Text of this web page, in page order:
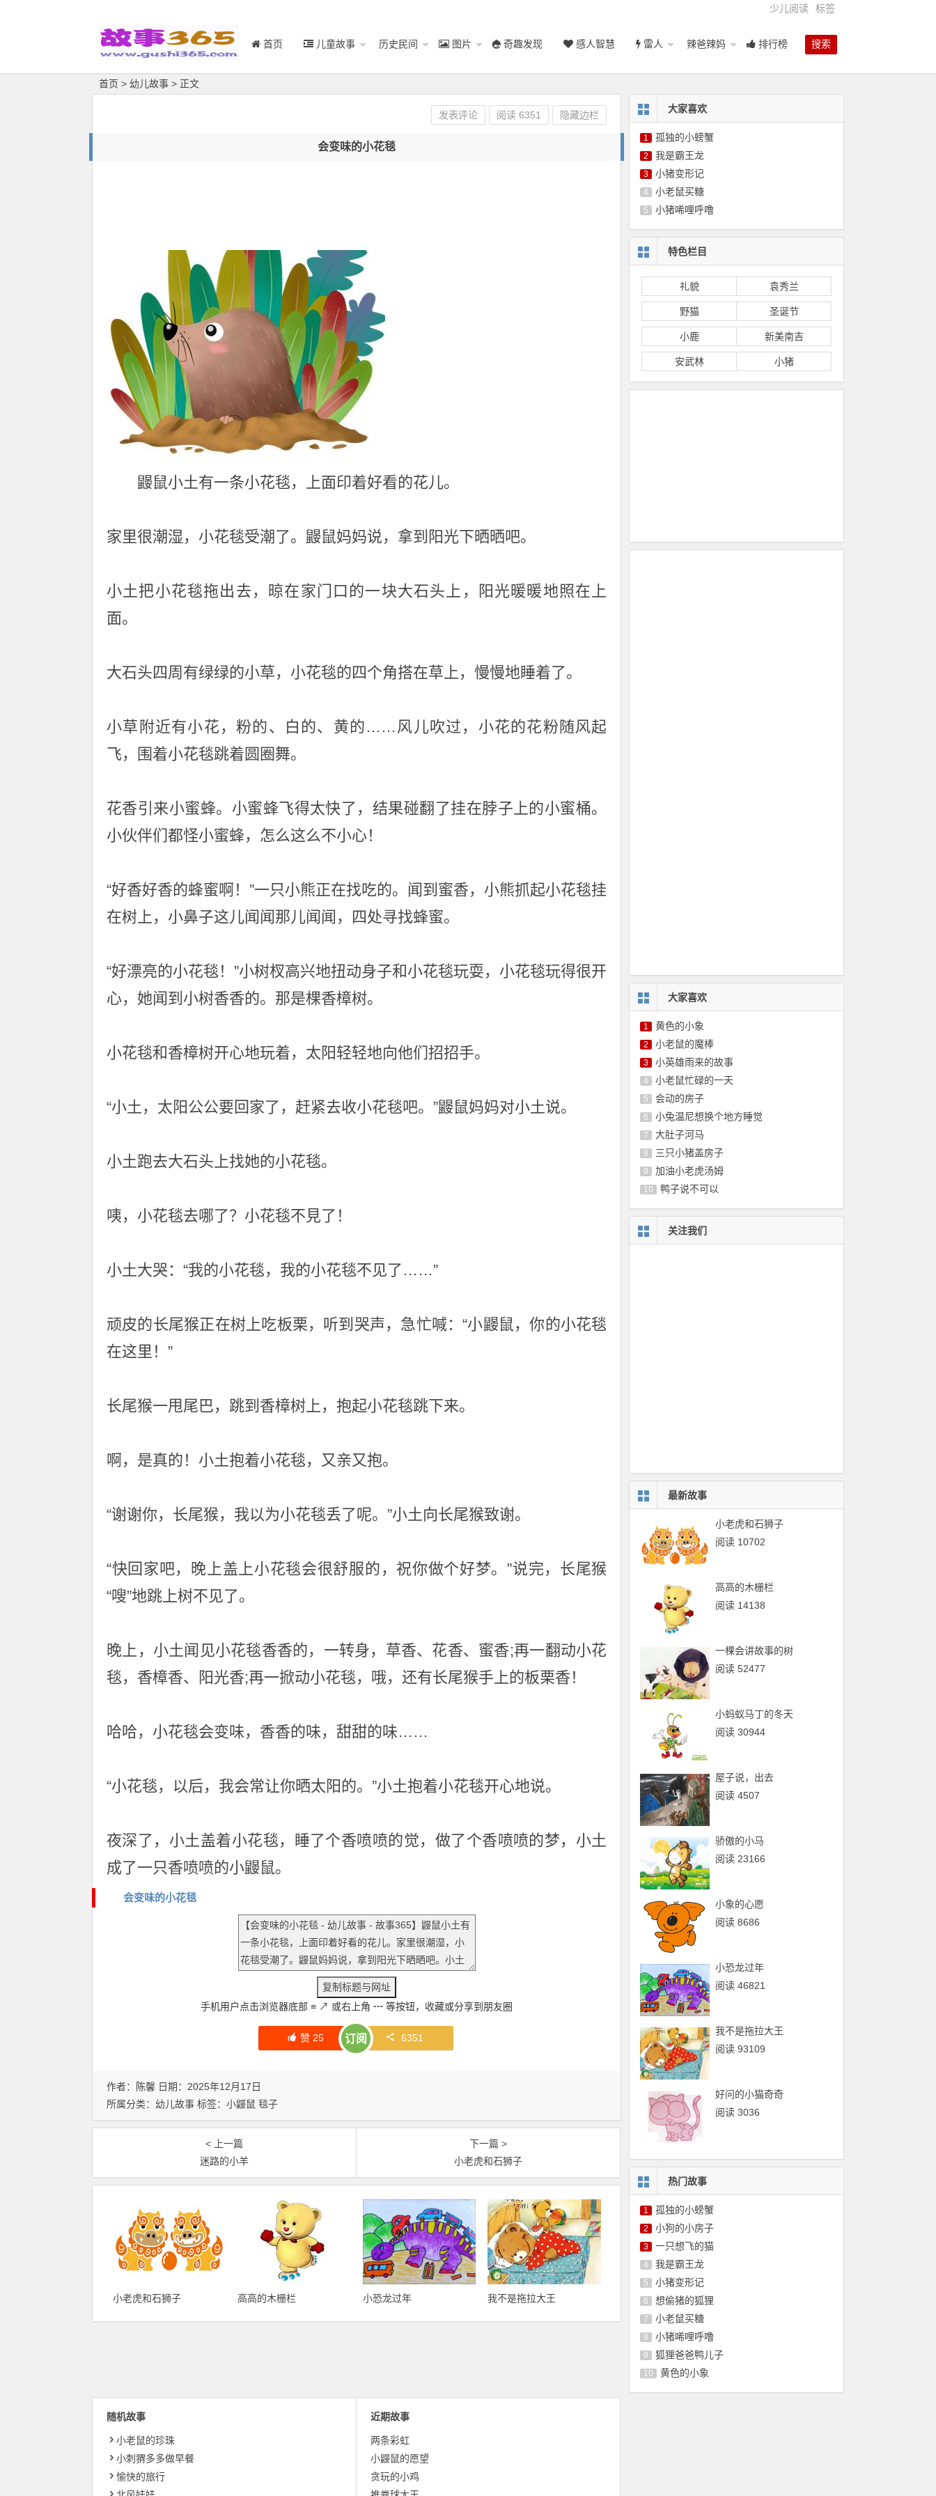
少儿阅读 标签
搜索
首页 儿童故事 历史民间 图片 奇趣发现 感人智慧 雷人 辣爸辣妈 排行榜
首页 > 幼儿故事 > 正文
会变味的小花毯
鼹鼠小土有一条小花毯，上面印着好看的花儿。
家里很潮湿，小花毯受潮了。鼹鼠妈妈说，拿到阳光下晒晒吧。
小土把小花毯拖出去，晾在家门口的一块大石头上，阳光暖暖地照在上
面。
大石头四周有绿绿的小草，小花毯的四个角搭在草上，慢慢地睡着了。
小草附近有小花，粉的、白的、黄的……风儿吹过，小花的花粉随风起
飞，围着小花毯跳着圆圈舞。
花香引来小蜜蜂。小蜜蜂飞得太快了，结果碰翻了挂在脖子上的小蜜桶。
小伙伴们都怪小蜜蜂，怎么这么不小心！
“好香好香的蜂蜜啊！”一只小熊正在找吃的。闻到蜜香，小熊抓起小花毯挂
在树上，小鼻子这儿闻闻那儿闻闻，四处寻找蜂蜜。
“好漂亮的小花毯！”小树杈高兴地扭动身子和小花毯玩耍，小花毯玩得很开
心，她闻到小树香香的。那是棵香樟树。
小花毯和香樟树开心地玩着，太阳轻轻地向他们招招手。
“小土，太阳公公要回家了，赶紧去收小花毯吧。”鼹鼠妈妈对小土说。
小土跑去大石头上找她的小花毯。
咦，小花毯去哪了？小花毯不見了！
小土大哭：“我的小花毯，我的小花毯不见了……”
顽皮的长尾猴正在树上吃板栗，听到哭声，急忙喊：“小鼹鼠，你的小花毯
在这里！”
长尾猴一甩尾巴，跳到香樟树上，抱起小花毯跳下来。
啊，是真的！小土抱着小花毯，又亲又抱。
“谢谢你，长尾猴，我以为小花毯丢了呢。”小土向长尾猴致谢。
“快回家吧，晚上盖上小花毯会很舒服的，祝你做个好梦。”说完，长尾猴
“嗖”地跳上树不见了。
晚上，小土闻见小花毯香香的，一转身，草香、花香、蜜香;再一翻动小花
毯，香樟香、阳光香;再一掀动小花毯，哦，还有长尾猴手上的板栗香！
哈哈，小花毯会变味，香香的味，甜甜的味……
“小花毯，以后，我会常让你晒太阳的。”小土抱着小花毯开心地说。
夜深了，小土盖着小花毯，睡了个香喷喷的觉，做了个香喷喷的梦，小土
成了一只香喷喷的小鼹鼠。
会变味的小花毯
手机用户点击浏览器底部 ≡ ↗ 或右上角 ┅等按钮，收藏或分享到朋友圈
赞 25 订阅 6351
发表评论 阅读6351 隐藏边栏
作者：陈馨 日期：2025年12月17日
所属分类： 幼儿故事 标签： 小鼹鼠 毯子
< 上一篇
迷路的小羊
下一篇 >
小老虎和石狮子
小老虎和石狮子 高高的木栅栏 小恐龙过年 我不是拖拉大王
随机故事
小老鼠的珍珠
小刺猬多多做早餐
愉快的旅行
近期故事
两条彩虹
小鼹鼠的愿望
贪玩的小鸡
大家喜欢
1 孤独的小螃蟹
2 我是霸王龙
3 小猪变形记
4 小老鼠买糖
5 小猪唏哩呼噜
特色栏目
礼貌 袁秀兰
野猫 圣诞节
小鹿 新美南吉
安武林 小猪
大家喜欢
1 黄色的小象
2 小老鼠的魔棒
3 小英雄雨来的故事
4 小老鼠忙碌的一天
5 会动的房子
6 小兔温尼想换个地方睡觉
7 大肚子河马
8 三只小猪盖房子
9 加油小老虎汤姆
10 鸭子说不可以
关注我们
最新故事
小老虎和石狮子
阅读 10702
高高的木栅栏
阅读 14138
一棵会讲故事的树
阅读 52477
小蚂蚁马丁的冬天
阅读 30944
屋子说，出去
阅读 4507
骄傲的小马
阅读 23166
小象的心愿
阅读 8686
小恐龙过年
阅读 46821
我不是拖拉大王
阅读 93109
好问的小猫奇奇
阅读 3036
热门故事
1 孤独的小螃蟹
2 小狗的小房子
3 一只想飞的猫
4 我是霸王龙
5 小猪变形记
6 想偷猪的狐狸
7 小老鼠买糖
8 小猪唏哩呼噜
9 狐狸爸爸鸭儿子
10 黄色的小象